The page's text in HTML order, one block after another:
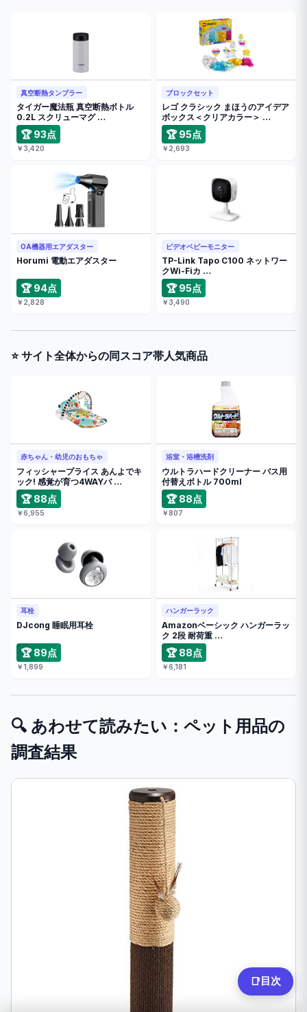
📑 目次
真空断熱タンブラー
タイガー魔法瓶 真空断熱ボトル
0.2L スクリューマグ …
🏆 93点
￥3,420
ブロックセット
レゴ クラシック まほうのアイデア
ボックス＜クリアカラー＞ …
🏆 95点
￥2,693
OA機器用エアダスター
Horumi 電動エアダスター
🏆 94点
￥2,828
ビデオベビーモニター
TP-Link Tapo C100 ネットワー
クWi-Fiカ …
🏆 95点
￥3,490
⭐ サイト全体からの同スコア帯人気商品
赤ちゃん・幼児のおもちゃ
フィッシャープライス あんよでキ
ック! 感覚が育つ4WAYバ …
🏆 88点
￥6,955
浴室・浴槽洗剤
ウルトラハードクリーナー バス用
付替えボトル 700ml
🏆 88点
￥807
耳栓
DJcong 睡眠用耳栓
🏆 89点
￥1,899
ハンガーラック
Amazonベーシック ハンガーラッ
ク 2段 耐荷重 …
🏆 88点
￥6,181
🔍 あわせて読みたい：ペット用品の
調査結果